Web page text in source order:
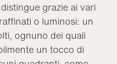
grazie ai vari
o luminosi: un
ognuno dei quali
un tocco di